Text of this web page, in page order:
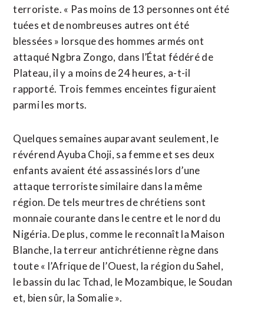
terroriste. « Pas moins de 13 personnes ont été
tuées et de nombreuses autres ont été
blessées » lorsque des hommes armés ont
attaqué Ngbra Zongo, dans l’État fédéré de
Plateau, il y a moins de 24 heures, a-t-il
rapporté. Trois femmes enceintes figuraient
parmi les morts.
Quelques semaines auparavant seulement, le
révérend Ayuba Choji, sa femme et ses deux
enfants avaient été assassinés lors d’une
attaque terroriste similaire dans la même
région. De tels meurtres de chrétiens sont
monnaie courante dans le centre et le nord du
Nigéria. De plus, comme le reconnaît la Maison
Blanche, la terreur antichrétienne règne dans
toute « l’Afrique de l’Ouest, la région du Sahel,
le bassin du lac Tchad, le Mozambique, le Soudan
et, bien sûr, la Somalie ».